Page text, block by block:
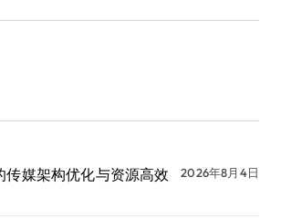
传媒架构优化与资源高效
2026年8月4日